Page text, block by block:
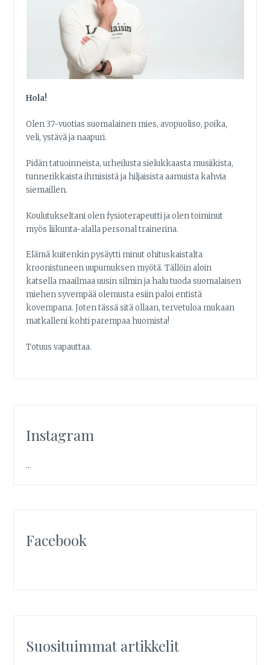
Hola!
Olen 37-vuotias suomalainen mies, avopuoliso, poika,
veli, ystävä ja naapuri.
Pidän tatuoinneista, urheilusta sielukkaasta musiikista,
tunnerikkaista ihmisistä ja hiljaisista aamuista kahvia
siemaillen.
Koulutukseltani olen fysioterapeutti ja olen toiminut
myös liikunta-alalla personal trainerina.
Elämä kuitenkin pysäytti minut ohituskaistalta
kroonistuneen uupumuksen myötä. Tällöin aloin
katsella maailmaa uusin silmin ja halu tuoda suomalaisen
miehen syvempää olemusta esiin paloi entistä
kovempana. Joten tässä sitä ollaan, tervetuloa mukaan
matkalleni kohti parempaa huomista!
Totuus vapauttaa.
Instagram
…
Facebook
Suosituimmat artikkelit